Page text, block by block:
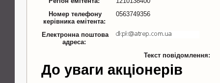
Номер телефону
керівника емітента:
0563749356
Електронна поштова
адреса:
Текст повідомлення:
До уваги акціонерів